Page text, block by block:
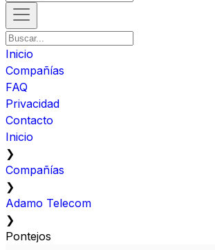
Inicio
Compañías
FAQ
Privacidad
Contacto
Inicio
❯
Compañías
❯
Adamo Telecom
❯
Pontejos